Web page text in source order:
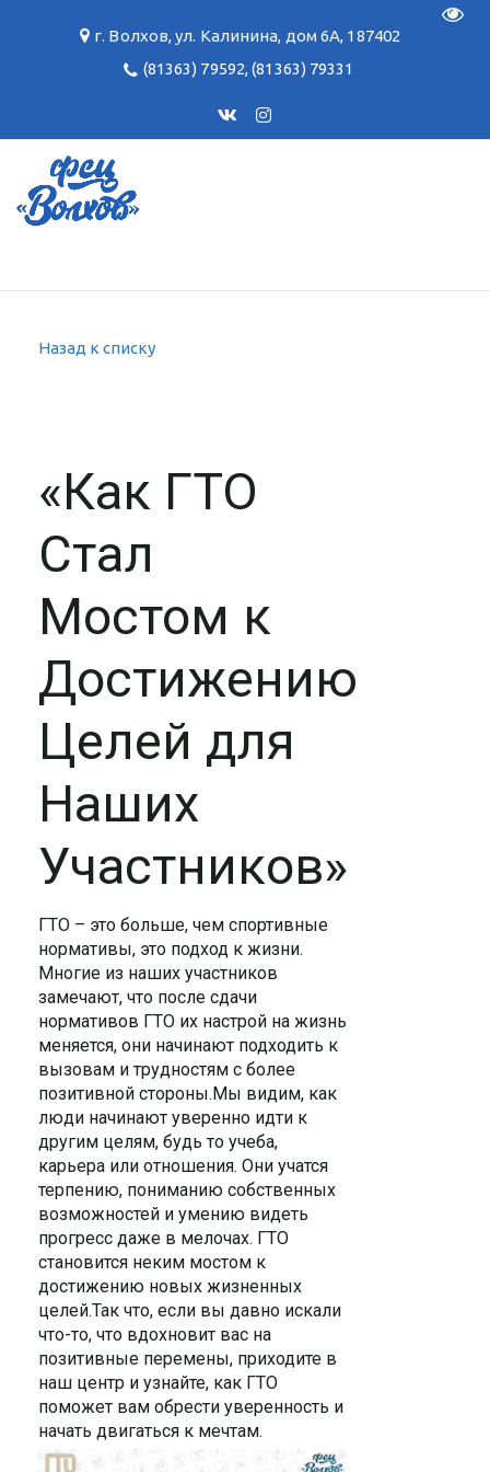
г. Волхов,ул. Калинина, дом 6А, 187402
(81363) 79592,(81363) 79331
Назад к списку
«Как ГТО
Стал
Мостом к
Достижению
Целей для
Наших
Участников»
ГТО – это больше, чем спортивные
нормативы, это подход к жизни.
Многие из наших участников
замечают, что после сдачи
нормативов ГТО их настрой на жизнь
меняется, они начинают подходить к
вызовам и трудностям с более
позитивной стороны.Мы видим, как
люди начинают уверенно идти к
другим целям, будь то учеба,
карьера или отношения. Они учатся
терпению, пониманию собственных
возможностей и умению видеть
прогресс даже в мелочах. ГТО
становится неким мостом к
достижению новых жизненных
целей.Так что, если вы давно искали
что-то, что вдохновит вас на
позитивные перемены, приходите в
наш центр и узнайте, как ГТО
поможет вам обрести уверенность и
начать двигаться к мечтам.